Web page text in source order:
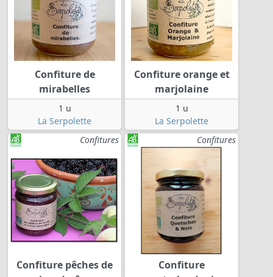
Confiture de
mirabelles
1 u
La Serpolette
Confiture orange et
marjolaine
1 u
La Serpolette
Confitures
Confiture pêches de
Confitures
Confiture